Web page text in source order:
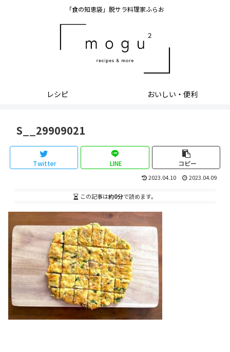
「食の知恵袋」脱サラ料理家ふらお
レシピ おいしい・便利
S__29909021
Twitter LINE コピー
2023.04.10 2023.04.09
この記事は約0分で読めます。